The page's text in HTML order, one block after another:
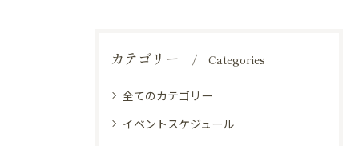
カテゴリー Categories
全てのカテゴリー
イベントスケジュール